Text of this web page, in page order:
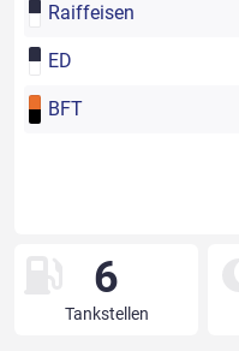
Raiffeisen
ED
BFT
6
Tankstellen